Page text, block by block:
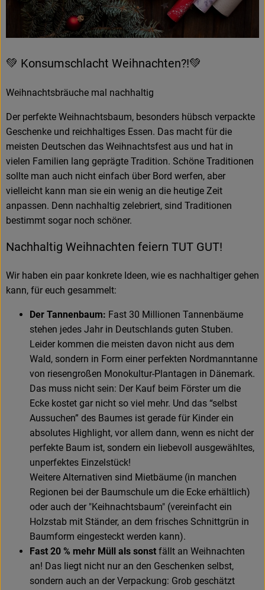
💚 Konsumschlacht Weihnachten?!💚
Weihnachtsbräuche mal nachhaltig
Der perfekte Weihnachtsbaum, besonders hübsch verpackte
Geschenke und reichhaltiges Essen. Das macht für die
meisten Deutschen das Weihnachtsfest aus und hat in
vielen Familien lang geprägte Tradition. Schöne Traditionen
sollte man auch nicht einfach über Bord werfen, aber
vielleicht kann man sie ein wenig an die heutige Zeit
anpassen. Denn nachhaltig zelebriert, sind Traditionen
bestimmt sogar noch schöner.
Nachhaltig Weihnachten feiern TUT GUT!
Wir haben ein paar konkrete Ideen, wie es nachhaltiger gehen
kann, für euch gesammelt:
Der Tannenbaum: Fast 30 Millionen Tannenbäume
stehen jedes Jahr in Deutschlands guten Stuben.
Leider kommen die meisten davon nicht aus dem
Wald, sondern in Form einer perfekten Nordmanntanne
von riesengroßen Monokultur-Plantagen in Dänemark.
Das muss nicht sein: Der Kauf beim Förster um die
Ecke kostet gar nicht so viel mehr. Und das “selbst
Aussuchen” des Baumes ist gerade für Kinder ein
absolutes Highlight, vor allem dann, wenn es nicht der
perfekte Baum ist, sondern ein liebevoll ausgewähltes,
unperfektes Einzelstück!
Weitere Alternativen sind Mietbäume (in manchen
Regionen bei der Baumschule um die Ecke erhältlich)
oder auch der "Keihnachtsbaum" (vereinfacht ein
Holzstab mit Ständer, an dem frisches Schnittgrün in
Baumform eingesteckt werden kann).
Fast 20 % mehr Müll als sonst fällt an Weihnachten
an! Das liegt nicht nur an den Geschenken selbst,
sondern auch an der Verpackung: Grob geschätzt